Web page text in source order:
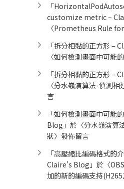
「
customize metric –
〈Prometheus Rule
「拆分相黏的正方形 –
〈如何檢測畫面中可能
「拆分相黏的正方形 –
〈分水嶺演算法-偵測相
言
「如何檢測畫面中可能
Blog 」於〈分水嶺演算
狀〉發佈留言
「高壓縮比編碼格式的
Claire's Blog 」於〈
加的新的編碼支持(H265